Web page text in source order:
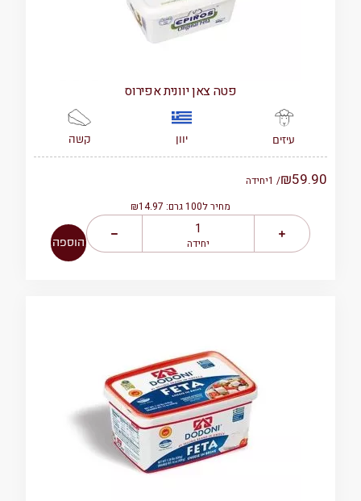
פטה צאן יוונית אפירוס
עיזים יוון קשה
מחיר ל100 גרם: ₪14.97
₪59.90
/ 1 יחידה
יחידה הוספה